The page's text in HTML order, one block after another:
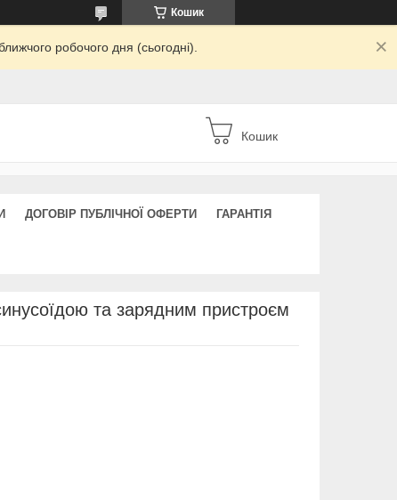
Кошик
робочого дня (сьогодні).
Кошик
ДОГОВІР ПУБЛІЧНОЇ ОФЕРТИ ГАРАНТІЯ
та зарядним пристроєм